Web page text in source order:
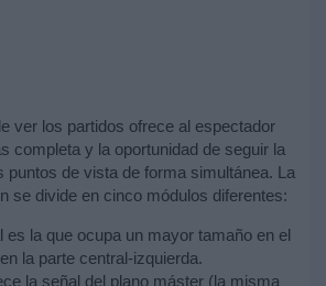
ver los partidos ofrece al espectador
completa y la oportunidad de seguir la
puntos de vista de forma simultánea. La
se divide en cinco módulos diferentes:
es la que ocupa un mayor tamaño en el
la parte central-izquierda.
la señal del plano máster (la misma